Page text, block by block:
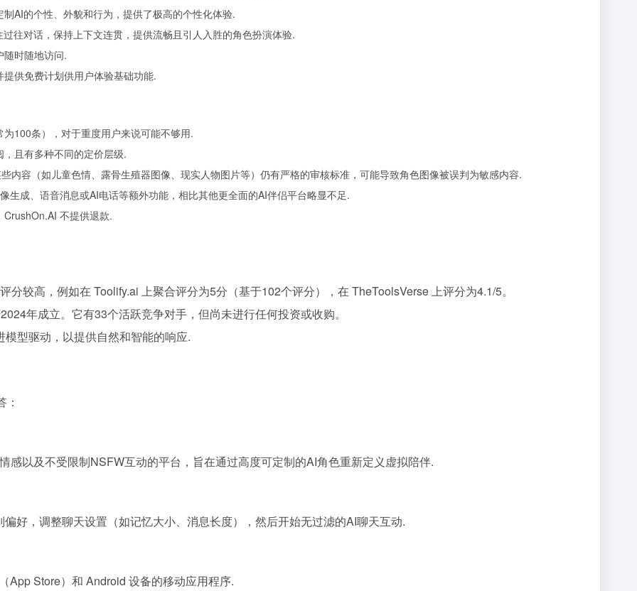
AI的个性、外貌和行为，提供了极高的个性化体验.
过往对话，保持上下文连贯，提供流畅且引人入胜的角色扮演体验.
随时随地访问.
供免费计划供用户体验基础功能.
100条），对于重度用户来说可能不够用.
且有多种不同的定价层级.
内容（如儿童色情、露骨生殖器图像、现实人物图片等）仍有严格的审核标准，可能导致角色图像被误判为敏感内容.
生成、语音消息或AI电话等额外功能，相比其他更全面的AI伴侣平台略显不足.
不提供退款.
分较高，例如在 Toolify.ai 上聚合评分为5分（基于102个评分），在 TheToolsVerse 上评分为4.1/5。
年成立。它有33个活跃竞争对手，但尚未进行任何投资或收购。
型驱动，以提供自然和智能的响应.
感以及不受限制NSFW互动的平台，旨在通过高度可定制的AI角色重新定义虚拟陪伴.
好，调整聊天设置（如记忆大小、消息长度），然后开始无过滤的AI聊天互动.
App Store）和 Android 设备的移动应用程序.